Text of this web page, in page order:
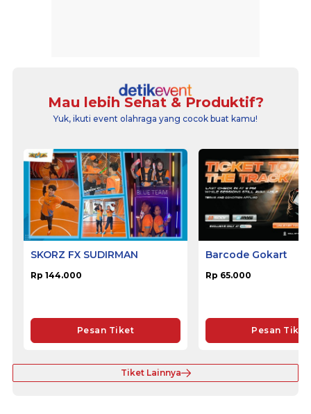
Mau lebih Sehat & Produktif?
Yuk, ikuti event olahraga yang cocok buat kamu!
SKORZ FX SUDIRMAN
Rp 144.000
Pesan Tiket
Barcode Gokart
Rp 65.000
Pesan Tiket
Tiket Lainnya